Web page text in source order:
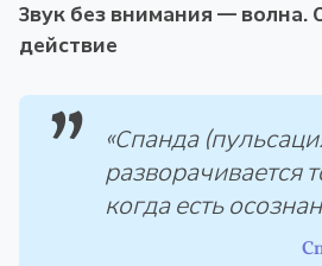
Звук без внимания — волна.
действие
«Спанда
разворачивается
когда есть